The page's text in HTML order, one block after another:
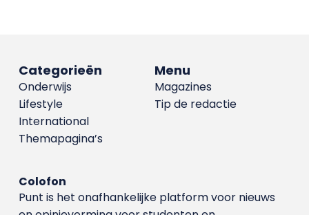
Menu
Magazines
Tip de redactie
Categorieën
Onderwijs
Lifestyle
International
Themapagina’s
Colofon
Punt is het onafhankelijke platform voor nieuws